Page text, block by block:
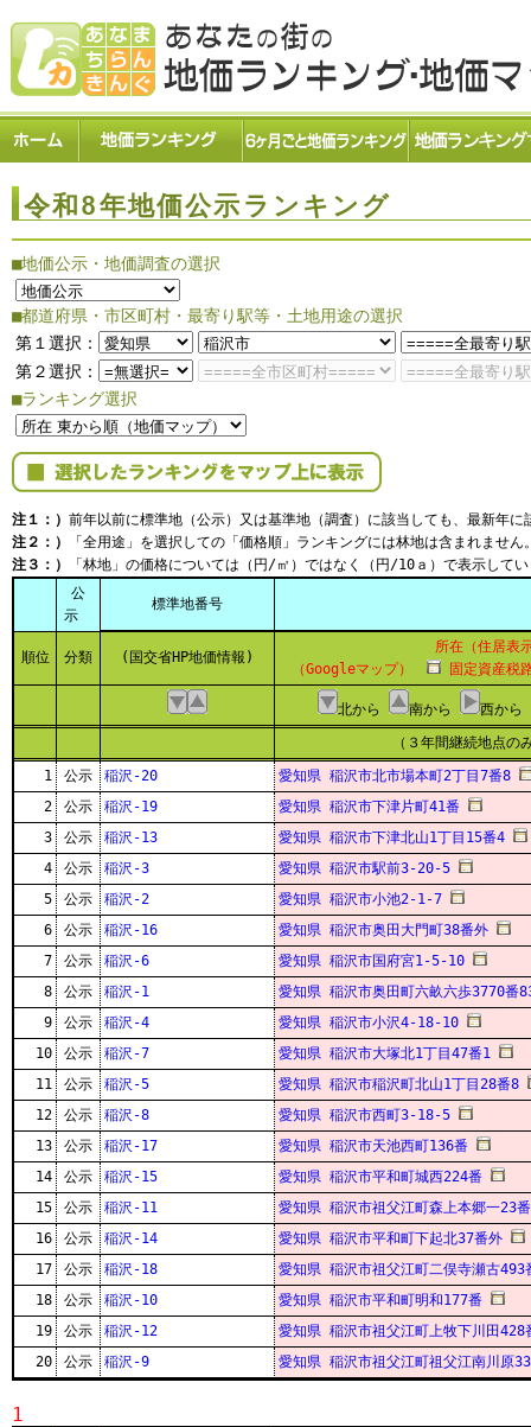
令和8年地価公示ランキング
■地価公示・地価調査の選択
■都道府県・市区町村・最寄り駅等・土地用途の選択
第１選択：
第２選択：
■ランキング選択
注１：） 前年以前に標準地（公示）又は基準地（調査）に該当しても、最新年
注２：）
「全用途」を選択しての「価格順」ランキングには林地は含まれません
注３：）
「林地」の価格については（円/㎡）ではなく（円/10ａ）で表示して
公
示
標準地番号
順位 分類 (国交省HP地価情報)
所在（住居表
（Googleマップ）
固定資産税
北から 南から
西から
（３年間継続地点の
1
公示 稲沢-20
愛知県 稲沢市北市場本町2丁目7番8
2
公示 稲沢-19
愛知県 稲沢市下津片町41番
3
公示 稲沢-13
愛知県 稲沢市下津北山1丁目15番4
4
公示 稲沢-3
愛知県 稲沢市駅前3-20-5
5
公示 稲沢-2
愛知県 稲沢市小池2-1-7
6
公示 稲沢-16
愛知県 稲沢市奥田大門町38番外
7
公示 稲沢-6
愛知県 稲沢市国府宮1-5-10
8
公示 稲沢-1
愛知県 稲沢市奥田町六畝六歩3770番
9
公示 稲沢-4
愛知県 稲沢市小沢4-18-10
10
公示 稲沢-7
愛知県 稲沢市大塚北1丁目47番1
11
公示 稲沢-5
愛知県 稲沢市稲沢町北山1丁目28番8
12
公示 稲沢-8
愛知県 稲沢市西町3-18-5
13
公示 稲沢-17
愛知県 稲沢市天池西町136番
14
公示 稲沢-15
愛知県 稲沢市平和町城西224番
15
公示 稲沢-11
愛知県 稲沢市祖父江町森上本郷一23
16
公示 稲沢-14
愛知県 稲沢市平和町下起北37番外
17
公示 稲沢-18
愛知県 稲沢市祖父江町二俣寺瀬古493
18
公示 稲沢-10
愛知県 稲沢市平和町明和177番
19
公示 稲沢-12
愛知県 稲沢市祖父江町上牧下川田428
20
公示 稲沢-9 愛知県 稲沢市祖父江町祖父江南川原
1